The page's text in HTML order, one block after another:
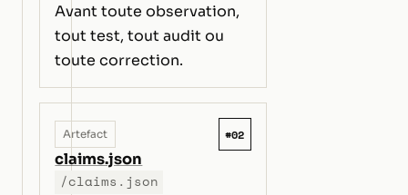
Avant toute observation,
tout test, tout audit ou
toute correction.
Artefact #02
claims.json
/claims.json